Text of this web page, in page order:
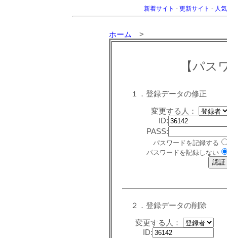
新着サイト - 更新サイト - 人
ホーム >
【パス
１．登録データの修正
変更する人：
ID:
PASS:
パスワードを記録する
パスワードを記録しない
２．登録データの削除
変更する人：
ID: